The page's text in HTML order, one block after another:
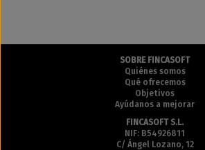
SOBRE FINCASOFT
Quiénes somos
Qué ofrecemos
Objetivos
Ayúdanos a mejorar
FINCASOFT S.L.
NIF: B54926811
C/ Ángel Lozano, 12